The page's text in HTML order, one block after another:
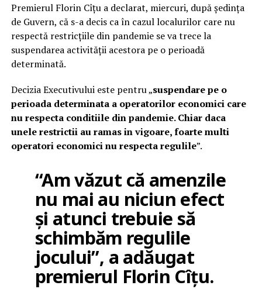
Premierul Florin Cîțu a declarat, miercuri, după ședința
de Guvern, că s-a decis ca în cazul localurilor care nu
respectă restricțiile din pandemie se va trece la
suspendarea activității acestora pe o perioadă
determinată.
Decizia Executivului este pentru „suspendare pe o
perioada determinata a operatorilor economici care
nu respecta conditiile din pandemie. Chiar daca
unele restrictii au ramas in vigoare, foarte multi
operatori economici nu respecta regulile”.
“Am văzut că amenzile
nu mai au niciun efect
și atunci trebuie să
schimbăm regulile
jocului”, a adăugat
premierul Florin Cîțu.